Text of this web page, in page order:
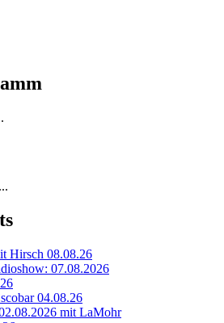
Hirsch 08.08.26
07.08.2026
04.08.26
mit LaMohr